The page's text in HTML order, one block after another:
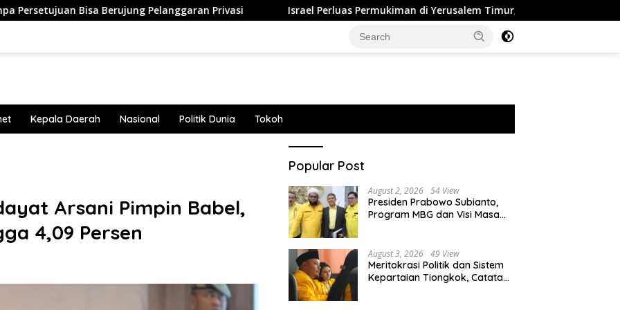
Berujung Pelanggaran Privasi Israel Perluas Permukiman di Yerusalem Timur, 2.300 Rumah Dibangun di Tanah
Kepala Daerah Nasional Politik Dunia Tokoh
Arsani Pimpin Babel,
4,09 Persen
Popular Post
August 2, 2026 54 View
Presiden Prabowo Subianto,
Program MBG dan Visi Masa
August 3, 2026 49 View
Meritokrasi Politik dan Sistem
Kepartaian Tiongkok, Catatan